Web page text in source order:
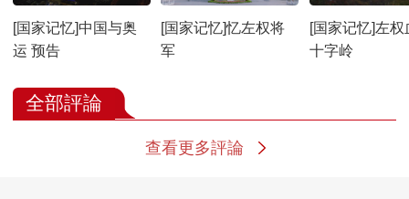
[国家记忆]中国与奥
运 预告
[国家记忆]忆左权将
军
[国家记忆]左权
十字岭
全部評論
查看更多評論